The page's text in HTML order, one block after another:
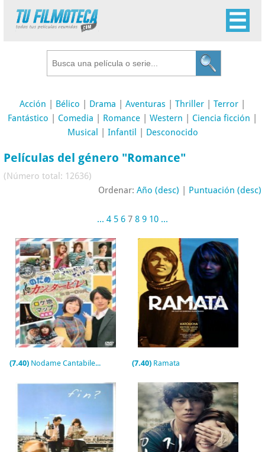
Acción Bélico Drama Aventuras Thriller Terror
Fantástico
Comedia Romance Western Ciencia ficción
Musical
Infantil Desconocido
Películas del género "Romance"
(Número total: 12636)
Ordenar: Año (desc) Puntuación (desc)
... 4 5 6 7 8 9 10 ...
(7.40) Nodame Cantabile in Europe (TV) (7.40) Ramata